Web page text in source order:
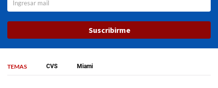
Suscribirme
TEMAS CVS Miami